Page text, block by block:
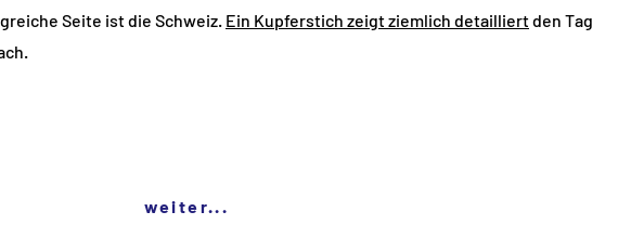
Seite ist die Schweiz. Ein Kupferstich zeigt ziemlich detailliertden Tag
weiter...